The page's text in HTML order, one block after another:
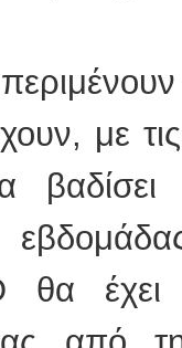
με
έχει